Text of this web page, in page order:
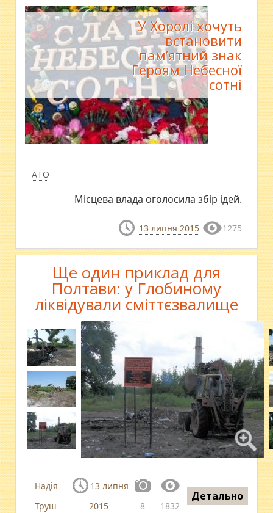
АТО
У Хоролі хочуть
встановити
пам’ятний знак
Героям Небесної
сотні
Місцева влада оголосила збір ідей.
13 липня 2015 1275
Ще один приклад для
Полтави: у Глобиному
ліквідували сміттєзвалище
Надія
Труш
13 липня
2015
8 1832
Детально